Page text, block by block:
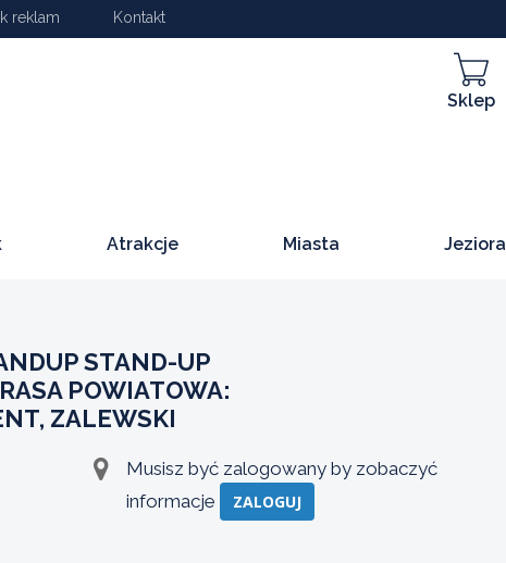
reklam Kontakt
Sklep
Atrakcje Miasta Jeziora
STAND-UP
POWIATOWA:
ZALEWSKI
Musisz być zalogowany by zobaczyć
informacje
ZALOGUJ